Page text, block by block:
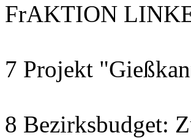
FrAKTION
7 Projekt
8 Bezirksbudget: